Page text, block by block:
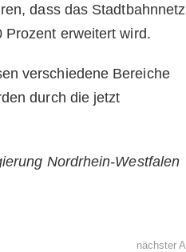
dass das Stadtbahnnetz
Prozent erweitert wird.
verschiedene Bereiche
durch die jetzt
Nordrhein-Westfalen
nächster